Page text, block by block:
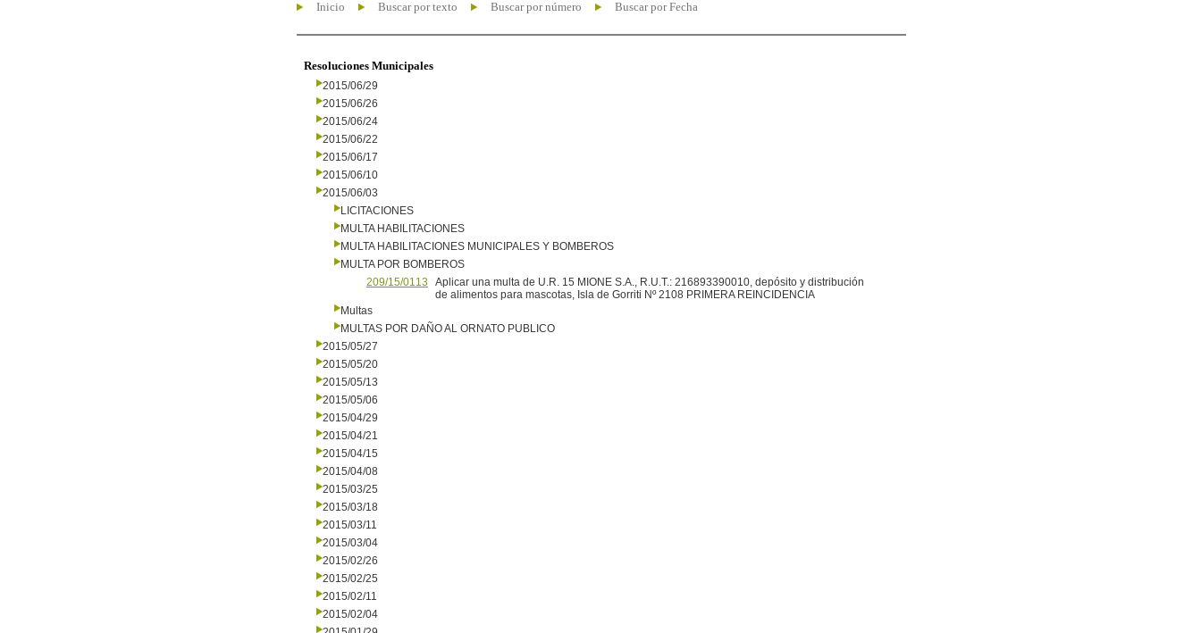
Inicio Buscar por texto Buscar por número Buscar por Fecha
Resoluciones Municipales
2015/06/29
2015/06/26
2015/06/24
2015/06/22
2015/06/17
2015/06/10
2015/06/03
LICITACIONES
MULTA HABILITACIONES
MULTA HABILITACIONES MUNICIPALES Y BOMBEROS
MULTA POR BOMBEROS
209/15/0113
Aplicar una multa de U.R. 15 MIONE S.A., R.U.T.: 216893390010, depósito y distribución
de alimentos para mascotas, Isla de Gorriti Nº 2108 PRIMERA REINCIDENCIA
Multas
MULTAS POR DAÑO AL ORNATO PUBLICO
2015/05/27
2015/05/20
2015/05/13
2015/05/06
2015/04/29
2015/04/21
2015/04/15
2015/04/08
2015/03/25
2015/03/18
2015/03/11
2015/03/04
2015/02/26
2015/02/25
2015/02/11
2015/02/04